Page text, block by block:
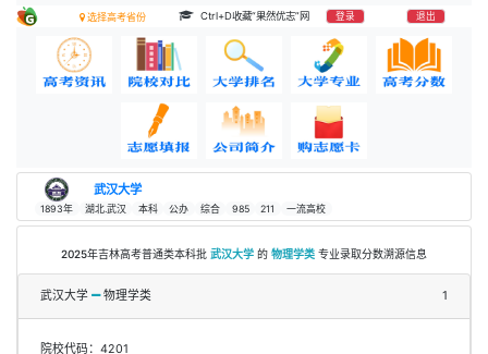
选择高考省份 Ctrl+D收藏“果然优志”网 登录 退出
武汉大学
1893年 湖北.武汉 本科 公办 综合 985 211 一流高校
2025年吉林高考普通类本科批 武汉大学 的 物理学类 专业录取分数溯源信息
武汉大学 物理学类 1
院校代码：4201